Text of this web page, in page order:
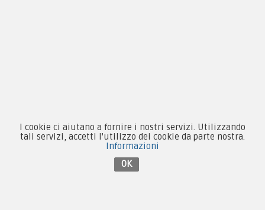
I cookie ci aiutano a fornire i nostri servizi. Utilizzando
tali servizi, accetti l'utilizzo dei cookie da parte nostra.
Informazioni
OK